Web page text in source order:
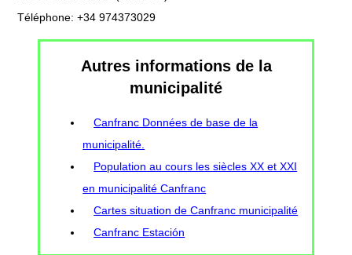
Téléphone: +34 974373029
Autres informations de la
municipalité
Canfranc Données de base de la
municipalité.
Population au cours les siècles XX et XXI
en municipalité Canfranc
Cartes situation de Canfranc municipalité
Canfranc Estación